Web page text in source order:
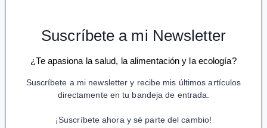
Suscríbete a mi Newsletter
¿Te apasiona la salud, la alimentación y la ecología?
Suscríbete a mi newsletter y recibe mis últimos artículos
directamente en tu bandeja de entrada.
¡Suscríbete ahora y sé parte del cambio!